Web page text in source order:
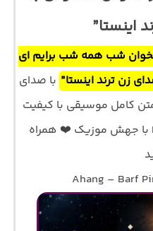
اینستا”
شب همه شب برایم ای
زن ترند اینستا” با صدای
کامل موسیقی با کیفیت
اصلی 320 و 128 با فرمت MP3 با جهش موزیک ❤️ همراه
Ahang – Barf